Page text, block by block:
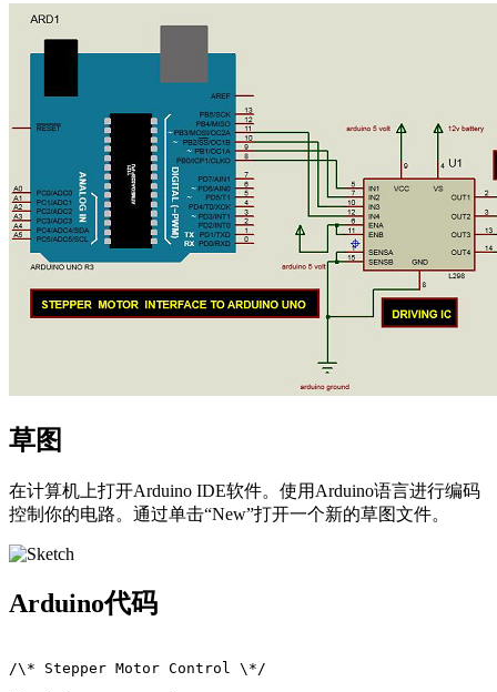
草图
在计算机上打开Arduino IDE软件。使用Arduino语言进行编码
控制你的电路。通过单击“New”打开一个新的草图文件。
Arduino代码
/\* Stepper Motor Control \*/